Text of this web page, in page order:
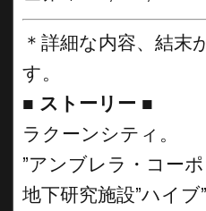
＊詳細な内容、結末
す。
■ ストーリー ■
ラクーンシティ。
”アンブレラ・コー
地下研究施設”ハイブ